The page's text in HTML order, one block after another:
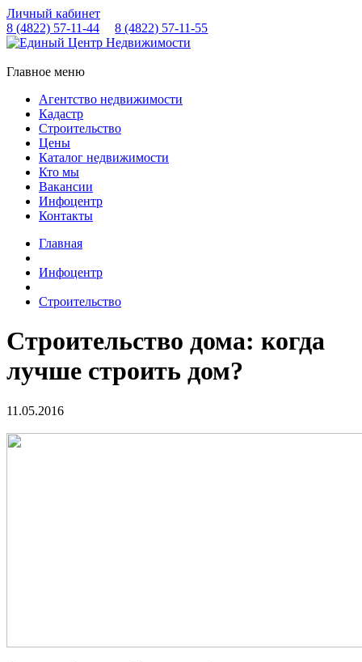
Личный кабинет
8 (4822) 57-11-44 8 (4822) 57-11-55
Главное меню
Агентство недвижимости
Кадастр
Строительство
Цены
Каталог недвижимости
Кто мы
Вакансии
Инфоцентр
Контакты
Главная
Инфоцентр
Строительство
Строительство дома: когда
лучше строить дом?
11.05.2016